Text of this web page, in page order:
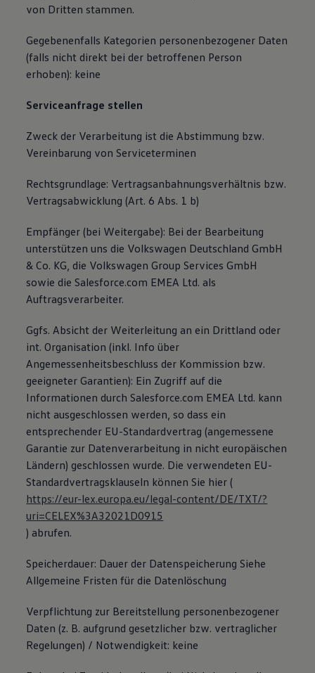
von Dritten stammen.
Gegebenenfalls Kategorien personenbezogener Daten
(falls nicht direkt bei der betroffenen Person
erhoben): keine
Serviceanfrage stellen
Zweck der Verarbeitung ist die Abstimmung bzw.
Vereinbarung von Serviceterminen
Rechtsgrundlage: Vertragsanbahnungsverhältnis bzw.
Vertragsabwicklung (Art. 6 Abs. 1 b)
Empfänger (bei Weitergabe): Bei der Bearbeitung
unterstützen uns die Volkswagen Deutschland GmbH
& Co. KG, die Volkswagen Group Services GmbH
sowie die Salesforce.com EMEA Ltd. als
Auftragsverarbeiter.
Ggfs. Absicht der Weiterleitung an ein Drittland oder
int. Organisation (inkl. Info über
Angemessenheitsbeschluss der Kommission bzw.
geeigneter Garantien): Ein Zugriff auf die
Informationen durch Salesforce.com EMEA Ltd. kann
nicht ausgeschlossen werden, so dass ein
entsprechender EU-Standardvertrag (angemessene
Garantie zur Datenverarbeitung in nicht europäischen
Ländern) geschlossen wurde. Die verwendeten EU-
Standardvertragsklauseln können Sie hier (
https://eur-lex.europa.eu/legal-content/DE/TXT/?
uri=CELEX%3A32021D0915
) abrufen.
Speicherdauer: Dauer der Datenspeicherung Siehe
Allgemeine Fristen für die Datenlöschung
Verpflichtung zur Bereitstellung personenbezogener
Daten (z. B. aufgrund gesetzlicher bzw. vertraglicher
Regelungen) / Notwendigkeit: keine